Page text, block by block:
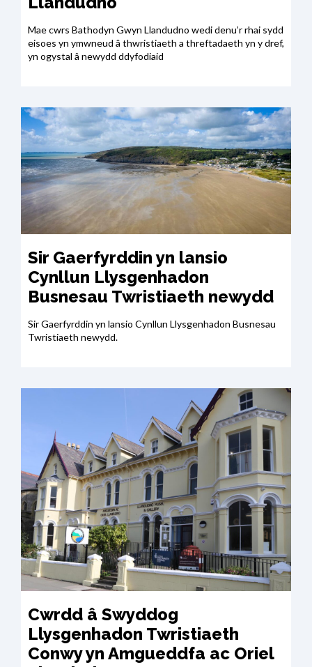
Mae cwrs Bathodyn Gwyn Llandudno wedi denu’r rhai sydd
eisoes yn ymwneud â thwristiaeth a threftadaeth yn y dref,
yn ogystal â newydd ddyfodiaid
Sir Gaerfyrddin yn lansio
Cynllun Llysgenhadon
Busnesau Twristiaeth newydd
Sir Gaerfyrddin yn lansio Cynllun Llysgenhadon Busnesau
Twristiaeth newydd.
Cwrdd â Swyddog
Llysgenhadon Twristiaeth
Conwy yn Amgueddfa ac Oriel